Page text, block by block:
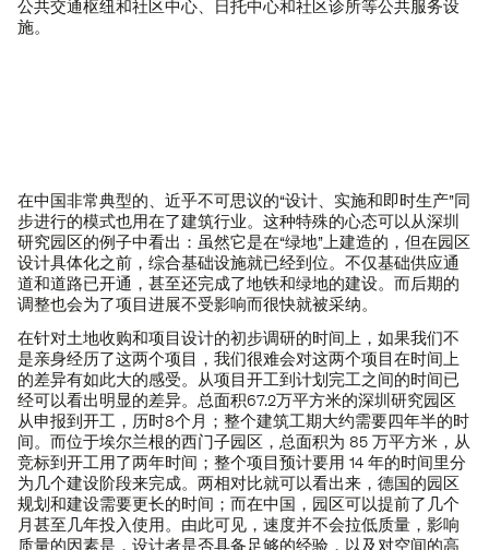
公共交通枢纽和社区中心、日托中心和社区诊所等公共服务设
施。
在中国非常典型的、近乎不可思议的“设计、实施和即时生产”同
步进行的模式也用在了建筑行业。这种特殊的心态可以从深圳
研究园区的例子中看出：虽然它是在“绿地”上建造的，但在园区
设计具体化之前，综合基础设施就已经到位。不仅基础供应通
道和道路已开通，甚至还完成了地铁和绿地的建设。而后期的
调整也会为了项目进展不受影响而很快就被采纳。
在针对土地收购和项目设计的初步调研的时间上，如果我们不
是亲身经历了这两个项目，我们很难会对这两个项目在时间上
的差异有如此大的感受。从项目开工到计划完工之间的时间已
经可以看出明显的差异。总面积67.2万平方米的深圳研究园区
从申报到开工，历时8个月；整个建筑工期大约需要四年半的时
间。而位于埃尔兰根的西门子园区，总面积为 85 万平方米，从
竞标到开工用了两年时间；整个项目预计要用 14 年的时间里分
为几个建设阶段来完成。两相对比就可以看出来，德国的园区
规划和建设需要更长的时间；而在中国，园区可以提前了几个
月甚至几年投入使用。由此可见，速度并不会拉低质量，影响